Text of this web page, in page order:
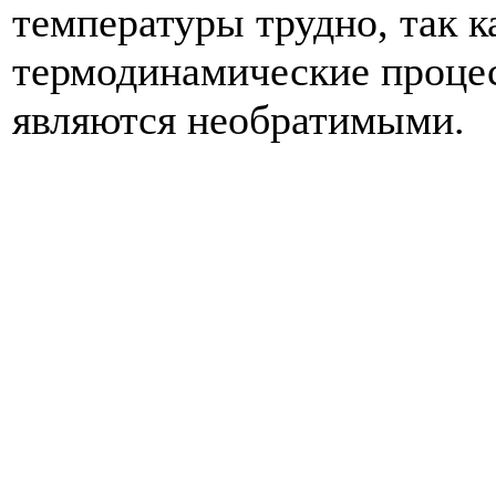
температуры трудно, так
термодинамические
являются необратимыми.